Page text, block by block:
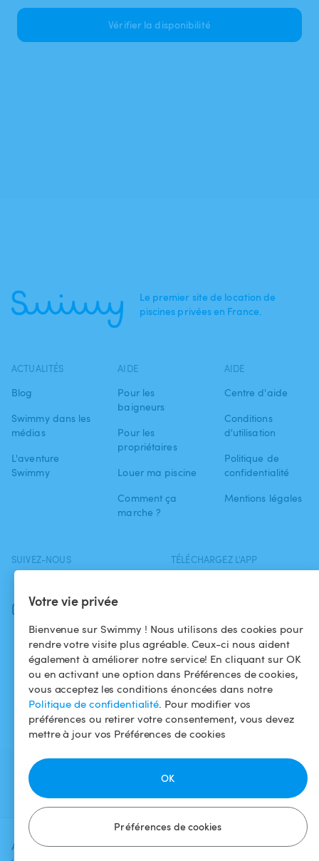
Votre vie privée
Bienvenue sur Swimmy ! Nous utilisons des cookies pour
rendre votre visite plus agréable. Ceux-ci nous aident
également à améliorer notre service! En cliquant sur OK
ou en activant une option dans Préférences de cookies,
vous acceptez les conditions énoncées dans notre
Politique de confidentialité. Pour modifier vos
préférences ou retirer votre consentement, vous devez
mettre à jour vos Préférences de cookies
Préférences de cookies
OK
Ajoutez une date et un créneau pour
Vérifier la
Vérifier la disponibilité
Le premier site de location de
piscines privées en France.
ACTUALITÉS
Blog
Swimmy dans les
médias
L'aventure
Swimmy
AIDE
Pour les
baigneurs
Pour les
propriétaires
Louer ma piscine
Comment ça
marche ?
AIDE
Centre d'aide
Conditions
d'utilisation
Politique de
confidentialité
Mentions légales
SUIVEZ-NOUS
Instagram
TÉLÉCHARGEZ L'APP